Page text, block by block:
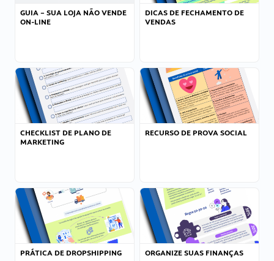
GUIA – SUA LOJA NÃO VENDE
ON-LINE
DICAS DE FECHAMENTO DE
VENDAS
CHECKLIST DE PLANO DE
MARKETING
RECURSO DE PROVA SOCIAL
PRÁTICA DE DROPSHIPPING ORGANIZE SUAS FINANÇAS